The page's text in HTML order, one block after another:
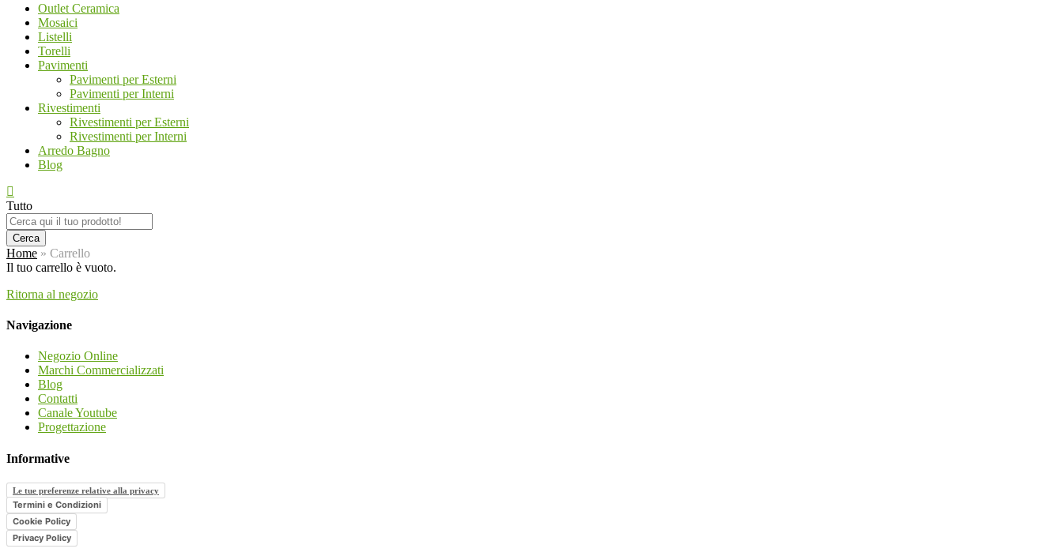
Outlet Ceramica
Mosaici
Listelli
Torelli
Pavimenti
Pavimenti per Esterni
Pavimenti per Interni
Rivestimenti
Rivestimenti per Esterni
Rivestimenti per Interni
Arredo Bagno
Blog
Tutto
Cerca
Home » Carrello
Il tuo carrello è vuoto.
Ritorna al negozio
Navigazione
Negozio Online
Marchi Commercializzati
Blog
Contatti
Canale Youtube
Progettazione
Informative
Le tue preferenze relative alla privacy
Termini e Condizioni
Cookie Policy
Privacy Policy